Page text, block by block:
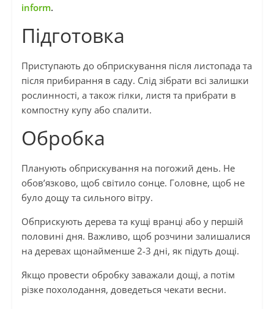
inform.
Підготовка
Приступають до обприскування після листопада та
після прибирання в саду. Слід зібрати всі залишки
рослинності, а також гілки, листя та прибрати в
компостну купу або спалити.
Обробка
Планують обприскування на погожий день. Не
обов’язково, щоб світило сонце. Головне, щоб не
було дощу та сильного вітру.
Обприскують дерева та кущі вранці або у першій
половині дня. Важливо, щоб розчини залишалися
на деревах щонайменше 2-3 дні, як підуть дощі.
Якщо провести обробку заважали дощі, а потім
різке похолодання, доведеться чекати весни.